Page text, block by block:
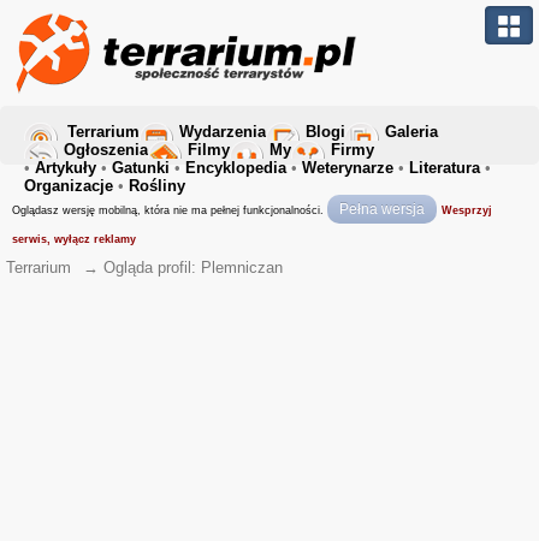
Terrarium Wydarzenia Blogi
Galeria
Ogłoszenia
Filmy My
Firmy
• Artykuły • Gatunki • Encyklopedia• Weterynarze • Literatura•
Organizacje • Rośliny
Oglądasz wersję mobilną, która nie ma pełnej funkcjonalności. Pełna wersja Wesprzyj
serwis, wyłącz reklamy
Terrarium → Ogląda profil: Plemniczan